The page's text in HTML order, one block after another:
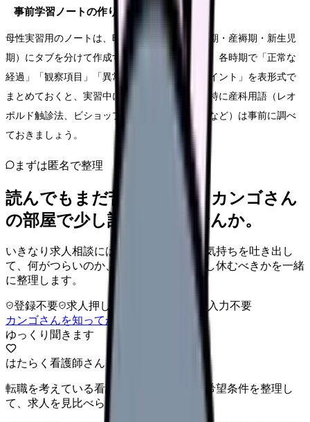
事前学習ノートの作り方
母性実習用のノートは、時期別（妊娠期・分娩期・産褥期・新生児
期）にタブを分けて作成するのがおすすめです。各時期で「正常な
経過」「観察項目」「異常の兆候」「看護のポイント」を表形式で
まとめておくと、実習中にすぐ参照できます。特に産科用語（レオ
ポルド触診法、ビショップスコア、児頭下降度など）は事前に調べ
ておきましょう。
まずは匿名で整理
読んでもまだ苦しいなら、カンゴさん
の部屋で少し話してみませんか。
いきなり求人相談には進みません。今の気持ちを吐き出し
て、何がつらいのか、辞めるべきか、少し休むべきかを一緒
に整理します。
登録不要 求人押し売りなし
病院名は入力不要
カンゴさんを知ってから相談する
ゆっくり聞きます
はたらく看護師さん 求人
転職を考えている看護師さんへ。まずは希望条件を整理し
て、求人を見比べられます。